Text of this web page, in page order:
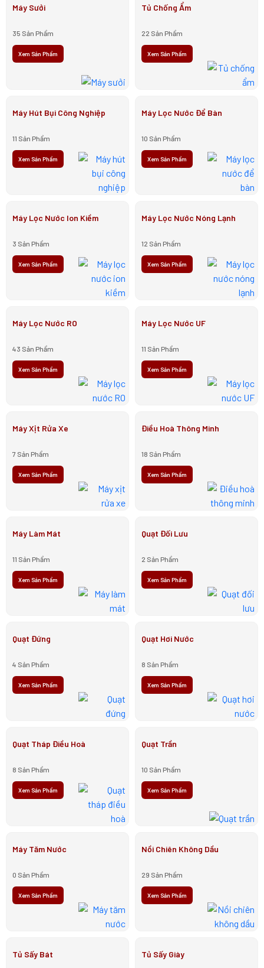
Máy Sưởi
35 Sản Phẩm
Xem Sản Phẩm
Tủ Chống Ẩm
22 Sản Phẩm
Xem Sản Phẩm
Máy Hút Bụi Công Nghiệp
11 Sản Phẩm
Xem Sản Phẩm
Máy Lọc Nước Để Bàn
10 Sản Phẩm
Xem Sản Phẩm
Máy Lọc Nước Ion Kiềm
3 Sản Phẩm
Xem Sản Phẩm
Máy Lọc Nước Nóng Lạnh
12 Sản Phẩm
Xem Sản Phẩm
Máy Lọc Nước RO
43 Sản Phẩm
Xem Sản Phẩm
Máy Lọc Nước UF
11 Sản Phẩm
Xem Sản Phẩm
Máy Xịt Rửa Xe
7 Sản Phẩm
Xem Sản Phẩm
Điều Hoà Thông Minh
18 Sản Phẩm
Xem Sản Phẩm
Máy Làm Mát
11 Sản Phẩm
Xem Sản Phẩm
Quạt Đối Lưu
2 Sản Phẩm
Xem Sản Phẩm
Quạt Đứng
4 Sản Phẩm
Xem Sản Phẩm
Quạt Hơi Nước
8 Sản Phẩm
Xem Sản Phẩm
Quạt Tháp Điều Hoà
8 Sản Phẩm
Xem Sản Phẩm
Quạt Trần
10 Sản Phẩm
Xem Sản Phẩm
Máy Tăm Nước
0 Sản Phẩm
Xem Sản Phẩm
Nồi Chiên Không Dầu
29 Sản Phẩm
Xem Sản Phẩm
Tủ Sấy Bát Tủ Sấy Giày